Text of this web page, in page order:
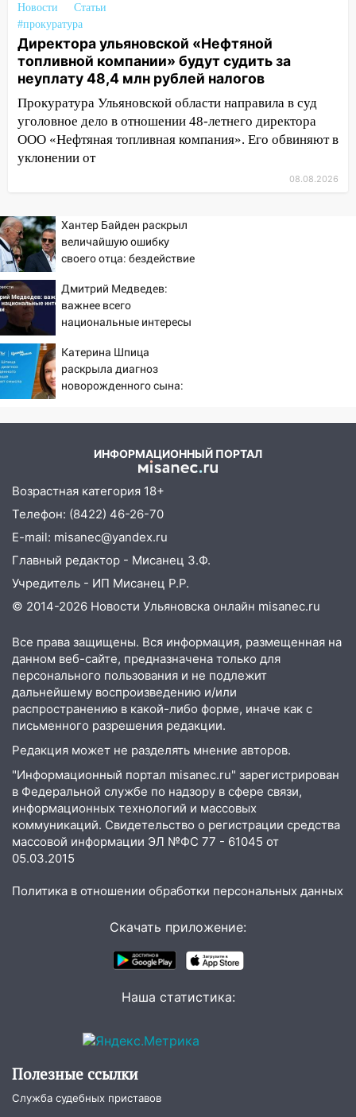
12:01
Пьяная женщина сбила
шестилетнего ребёнка на улице
Федерации: возбуждено уголовное дело
11:16 В Ульяновске ищут 37-летнего
мужчину, пропавшего ещё 19 июля
10:30 От мотофристайла до прогулки с
хаски: куда сходить в Ульяновской
области 8–9 августа
судить за неуплату 48,4 млн рублей
налогов
09:28
Дети на дорогах: пострадали
велосипедисты, мотоциклисты и
пешеходы. Обзор крупных аварий в
Ульяновской области
08:30
Поджог со свечой, 16 сгоревших
домов и выстрел за водку
07:50
Какая погоды будет днем 8
Императорский мост в
Ульяновске останется закрытым до
утра 10 августа
05:18
Судьба готовит сюрприз: гороскоп
на 8 августа — кому повезет с
деньгами, а кого ждет неожиданная
встреча
04:47 В Ульяновской области объявили
ракетную опасность: звучат сирены
20:40 Ульяновские аграрии смогут
купить тракторы с отсрочкой платежа
до декабря
19:34 В следственном управлении
состоялось торжественное
мероприятие, приуроченное к
празднованию Дня сотрудника органов
следствия Российской Федерации
19:30 Ульяновцев приглашают
поддержать «Симбирскую чебурашку»
на фестивале «ФормАРТ»
18:11
Ульяновская область стала
пилотным регионом проекта
«Культурное долголетие»
Прогноз погоды в Ульяновской
области на 8 августа
В реанимацию Ульяновской
новых аппаратов ИВЛ
ремонтируют дороги, ставят остановки
и проводят новое освещение
Новости
Статьи
#прокуратура
Директора ульяновской «Нефтяной
топливной компании» будут судить за
неуплату 48,4 млн рублей налогов
Прокуратура Ульяновской области направила в суд
уголовное дело в отношении 48-летнего директора
ООО «Нефтяная топливная компания». Его обвиняют в
уклонении от
08.08.2026
Хантер Байден раскрыл
величайшую ошибку
своего отца: бездействие
Дмитрий Медведев:
важнее всего
национальные интересы
Катерина Шпица
раскрыла диагноз
новорожденного сына:
ИНФОРМАЦИОННЫЙ ПОРТАЛ
Возрастная категория 18+
Телефон: (8422) 46-26-70
E-mail: misanec@yandex.ru
Главный редактор - Мисанец З.Ф.
Учредитель - ИП Мисанец Р.Р.
© 2014-2026 Новости Ульяновска онлайн misanec.ru
Все права защищены. Вся информация, размещенная на
данном веб-сайте, предназначена только для
персонального пользования и не подлежит
дальнейшему воспроизведению и/или
распространению в какой-либо форме, иначе как с
письменного разрешения редакции.
Редакция может не разделять мнение авторов.
"Информационный портал misanec.ru" зарегистрирован
в Федеральной службе по надзору в сфере связи,
информационных технологий и массовых
коммуникаций. Свидетельство о регистрации средства
массовой информации ЭЛ №ФС 77 - 61045 от
05.03.2015
Политика в отношении обработки персональных данных
Скачать приложение:
Наша статистика:
Полезные ссылки
Служба судебных приставов